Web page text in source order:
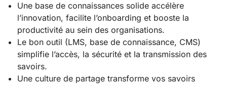
Une base de connaissances solide accélère
l’innovation, facilite l’onboarding et booste la
productivité au sein des organisations.
Le bon outil (LMS, base de connaissance, CMS)
simplifie l’accès, la sécurité et la transmission des
savoirs.
Une culture de partage transforme vos savoirs